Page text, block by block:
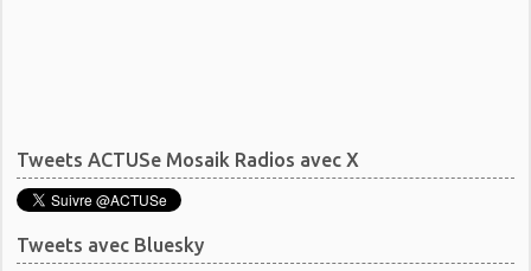
Tweets ACTUSe Mosaik Radios avec X
Tweets avec Bluesky